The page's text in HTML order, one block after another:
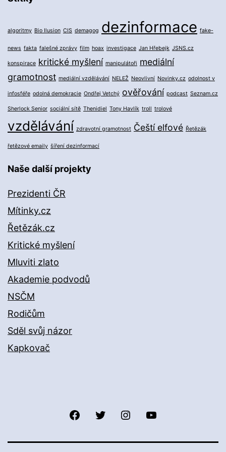
algoritmy Bio Ilusion CIS demagog dezinformace fake-
news fakta falešné zprávy film hoax investigace Jan Hřebejk JSNS.cz
konspirace kritické myšlení manipulátoři mediální
gramotnost mediální vzdělávání NELEŽ Neovlivní Novinky.cz odolnost v
infosféře odolná demokracie Ondřej Vetchý ověřování podcast Seznam.cz
Sherlock Senior sociální sítě Thenidiel Tony Havlík troll trolové
vzdělávání zdravotní gramotnost Čeští elfové Řetězák
řetězové emaily šíření dezinformací
Naše další projekty
Prezidenti ČR
Mítinky.cz
Řetězák.cz
Kritické myšlení
Mluviti zlato
Akademie podvodů
NSČM
Rodičům
Sděl svůj názor
Kapkovač
FacebookTwitter Instagram